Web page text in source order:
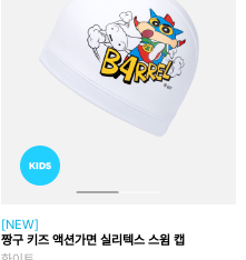
[NEW]
짱구 키즈 액션가면 실리텍스 스윔 캡